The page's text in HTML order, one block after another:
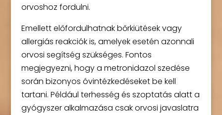
orvoshoz fordulni.
Emellett előfordulhatnak bőrkiütések vagy
allergiás reakciók is, amelyek esetén azonnali
orvosi segítség szükséges. Fontos
megjegyezni, hogy a metronidazol szedése
során bizonyos óvintézkedéseket be kell
tartani. Például terhesség és szoptatás alatt a
gyógyszer alkalmazása csak orvosi javaslatra